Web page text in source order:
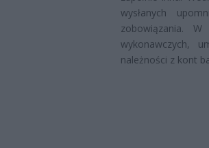
wysłanych
zobowiązania.
wykonawczych,
należności z kont